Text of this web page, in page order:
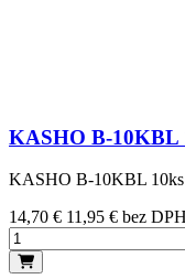
KASHO B-10KBL
KASHO B-10KBL 10ks
Cena
14,70 € 11,95 € bez DPH